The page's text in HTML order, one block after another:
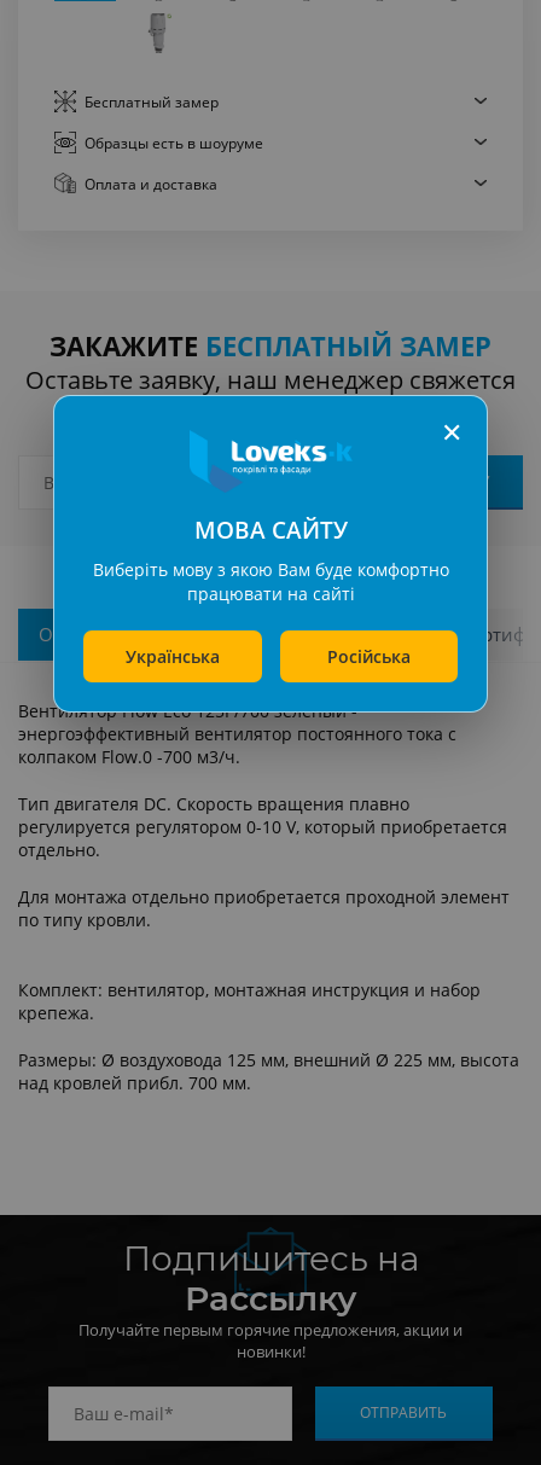
Бесплатный замер
Образцы есть в шоуруме
Оплата и доставка
ЗАКАЖИТЕ БЕСПЛАТНЫЙ ЗАМЕР
Оставьте заявку, наш менеджер свяжется
Описание Характеристики Гарантии и
Вентилятор Flow Eco 125P/700 зеленый -
энергоэффективный вентилятор постоянного тока c
колпаком Flow.0 -700 м3/ч.
Тип двигателя DC. Скорость вращения плавно
регулируется регулятором 0-10 V, который приобретается
отдельно.
Для монтажа отдельно приобретается проходной элемент
по типу кровли.
Комплект: вентилятор, монтажная инструкция и набор
крепежа.
Размеры: Ø воздуховода 125 мм, внешний Ø 225 мм, высота
над кровлей прибл. 700 мм.
Подпишитесь на
Рассылку
Получайте первым горячие предложения, акции и
новинки!
✕
МОВА САЙТУ
Виберіть мову з якою Вам буде комфортно
працювати на сайті
Українська Російська